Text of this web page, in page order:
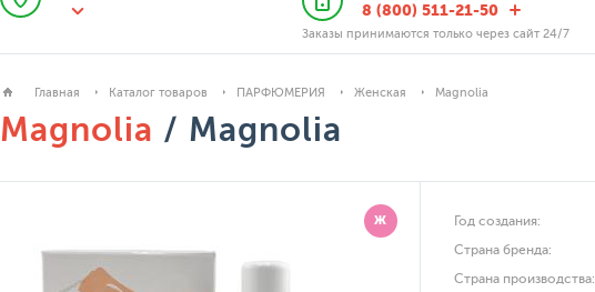
8 (800) 511-21-50
Заказы принимаются только через сайт 24/7
Главная Каталог товаров ПАРФЮМЕРИЯ Женская Magnolia
Magnolia / Magnolia
Ж Год создания:
Страна бренда:
Страна производства: